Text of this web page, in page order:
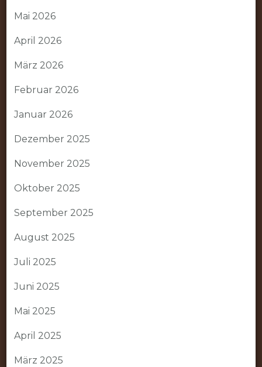
Mai 2026
April 2026
März 2026
Februar 2026
Januar 2026
Dezember 2025
November 2025
Oktober 2025
September 2025
August 2025
Juli 2025
Juni 2025
Mai 2025
April 2025
März 2025